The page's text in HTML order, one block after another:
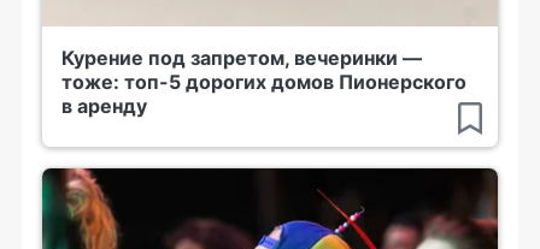
Курение под запретом, вечеринки —
тоже: топ-5 дорогих домов Пионерского
в аренду